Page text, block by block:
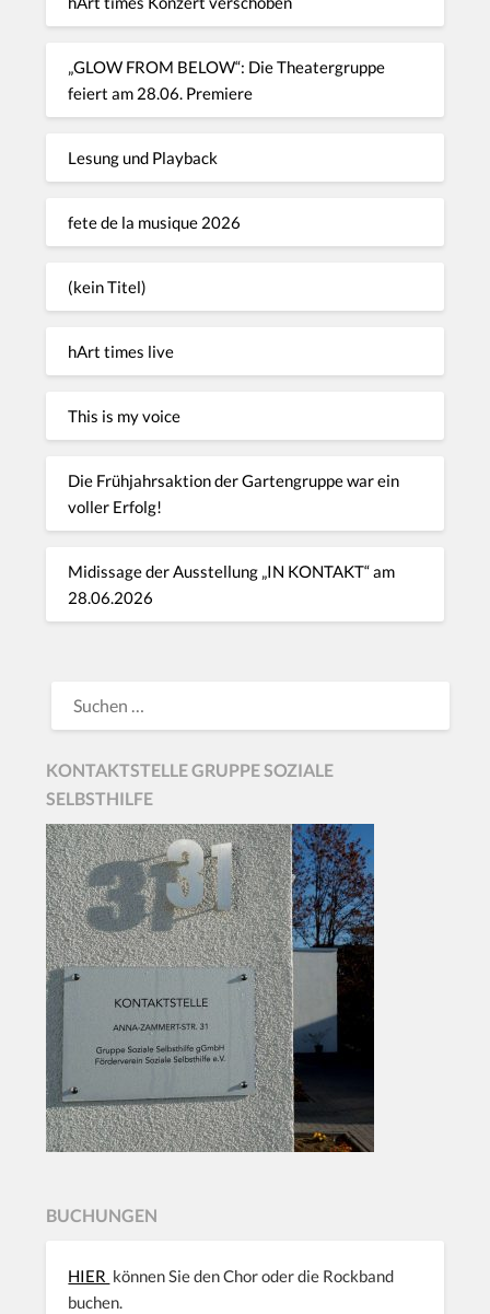
„GLOW FROM BELOW“: Die Theatergruppe
feiert am 28.06. Premiere
Lesung und Playback
fete de la musique 2026
(kein Titel)
hArt times live
This is my voice
Die Frühjahrsaktion der Gartengruppe war ein
voller Erfolg!
Midissage der Ausstellung „IN KONTAKT“ am
28.06.2026
KONTAKTSTELLE GRUPPE SOZIALE
SELBSTHILFE
BUCHUNGEN
HIER können Sie den Chor oder die Rockband
buchen.